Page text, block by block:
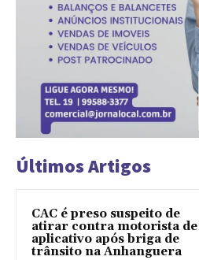
Últimos Artigos
CAC é preso suspeito de
atirar contra motorista de
aplicativo após briga de
trânsito na Anhanguera